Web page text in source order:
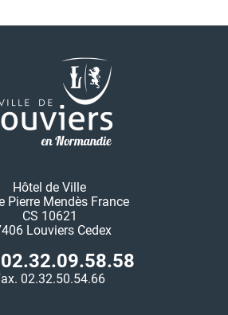
Hôtel de Ville
Pierre Mendès France
CS 10621
Louviers Cedex
02.32.50.54.66